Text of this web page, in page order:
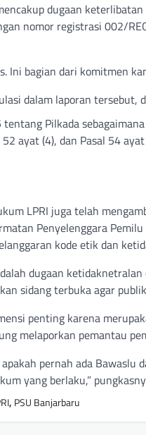
dugaan
nomor registrasi 002/
Ini bagian dari komitmen
dalam laporan tersebut,
tentang Pilkada
ayat (4), dan Pasal 54
LPRI juga telah
Penyelenggara
kode etik dan
dugaan
sidang terbuka agar
penting karena
melaporkan pemantau
pernah ada
yang berlaku,”
, PSU Banjarbaru